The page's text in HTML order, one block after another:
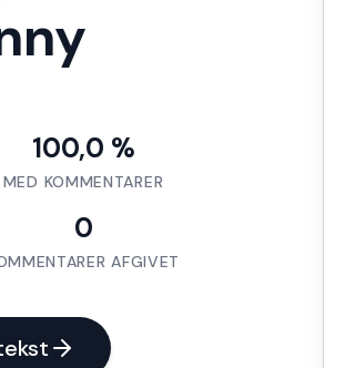
100,0 %
MED KOMMENTARER
0
AFGIVET